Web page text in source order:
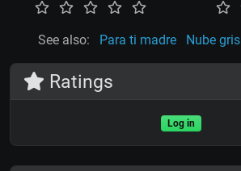
See also: Para ti madre Nube gris
Ratings
Log in